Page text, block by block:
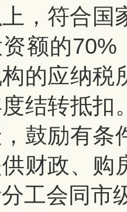
， 符合国
额的70%
的应纳税
结转抵扣
鼓励有条
财政、购
工会同市